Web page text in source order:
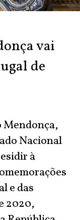
vai
de
Mendonça,
Nacional
à
e das
2020,